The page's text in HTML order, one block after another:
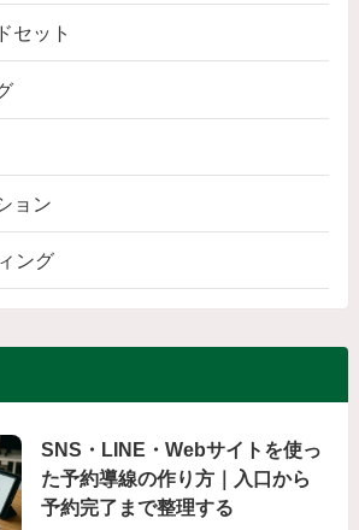
セット
ョン
ング
SNS・LINE・Webサイトを使っ
た予約導線の作り方｜入口から
予約完了まで整理する